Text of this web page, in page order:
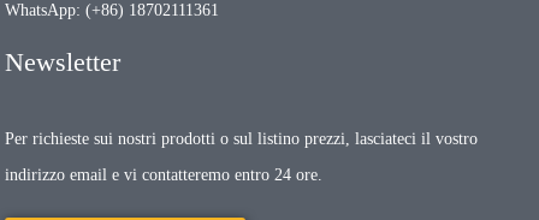
WhatsApp: (+86) 18702111361
Newsletter
Per richieste sui nostri prodotti o sul listino prezzi, lasciateci il vostro
indirizzo email e vi contatteremo entro 24 ore.